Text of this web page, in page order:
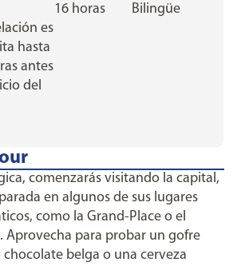
es
hasta
antes
del
16 horas Bilingüe
comenzarás visitando la capital,
en algunos de sus lugares
como la Grand-Place o el
Aprovecha para probar un gofre
belga o una cerveza